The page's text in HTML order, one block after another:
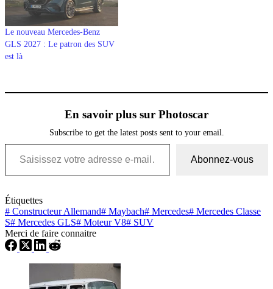
Le nouveau Mercedes-Benz
GLS 2027 : Le patron des SUV
est là
En savoir plus sur Photoscar
Subscribe to get the latest posts sent to your email.
Saisissez votre adresse e-mail…
Abonnez-vous
Étiquettes
# Constructeur Allemand# Maybach# Mercedes# Mercedes Classe
S# Mercedes GLS# Moteur V8# SUV
Merci de faire connaitre